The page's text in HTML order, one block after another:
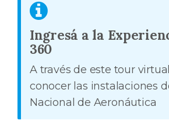
Ingresá a la
360
A través de este tour
conocer las instalaciones
Nacional de Aeronáutica